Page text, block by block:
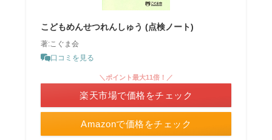
こどもめんせつれんしゅう (点検ノート)
著:こぐま会
口コミを見る
Amazonで価格をチェック
＼ポイント最大11倍！／
楽天市場で価格をチェック